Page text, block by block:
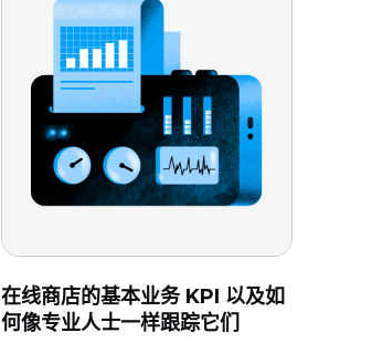
在线商店的基本业务 KPI 以及如
何像专业人士一样跟踪它们